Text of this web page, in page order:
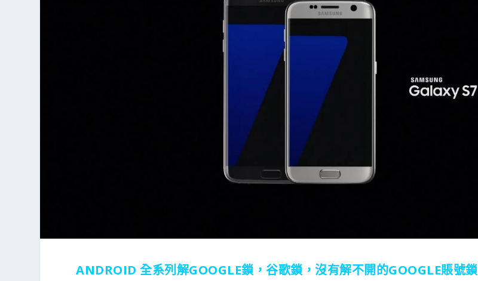
ANDROID 全系列解GOOGLE鎖，谷歌鎖，沒有解不開的GOOGLE賬號鎖